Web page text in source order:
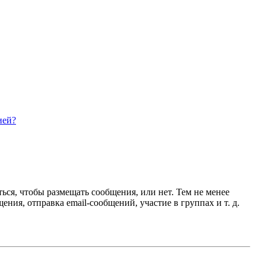
чтобы размещать сообщения, или нет. Тем не менее
отправка email-сообщений, участие в группах и т. д.